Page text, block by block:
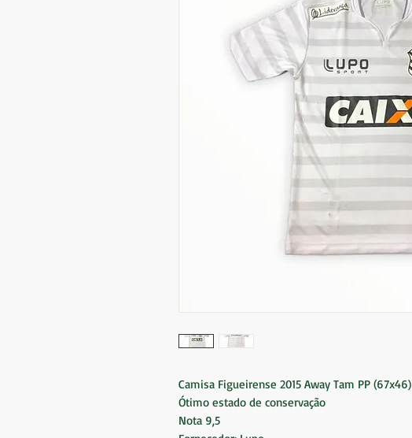
Camisa Figueirense 2015 Away Tam PP (67x46)
Ótimo estado de conservação
Nota 9,5